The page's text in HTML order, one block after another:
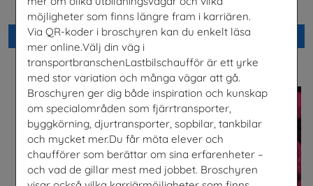
möjligheter som finns längre fram i karriären.
Via QR-koder i broschyren kan du enkelt läsa
mer online.Välj din väg i
transportbranschenLastbilschaufför är ett yrke
med stor variation och många vägar att gå.
Broschyren ger dig både inspiration och kunskap
om specialområden som fjärrtransporter,
byggkörning, djurtransporter, sopbilar, tankbilar
och mycket mer.Du får möta elever och
chaufförer som berättar om sina erfarenheter –
och vad de gillar mest med jobbet. Broschyren
Energiföretagen Sverige
Beställ 0kr
Snabbval - blandade avsändare
Beställ 0kr